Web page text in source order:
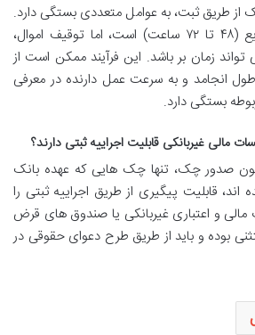
طریق ثبت، به عوامل متعددی بستگی دارد.
صدور اجراییه معمولاً سریع (۴۸ تا ۷۲ ساعت) است، اما توقیف اموال،
تواند زمان بر باشد. این فرآیند ممکن است از
انجامد و به سرعت عمل دارنده در معرفی
بستگی دارد.
مالی غیربانکی قابلیت اجراییه ثبتی دارند؟
اساس ماده ۲ قانون صدور چک، تنها چک هایی که عهده بانک
قابلیت پیگیری از طریق اجراییه ثبتی را
و اعتباری غیربانکی یا صندوق های قرض
بوده و باید از طریق طرح دعوای حقوقی در